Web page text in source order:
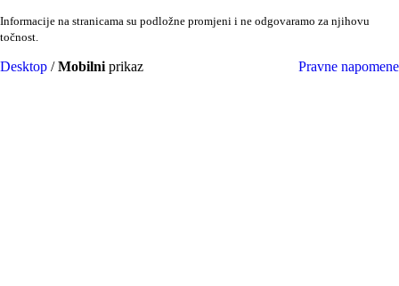
Informacije na stranicama su podložne promjeni i ne odgovaramo za njihovu
točnost.
Desktop /Mobilni prikaz Pravne napomene